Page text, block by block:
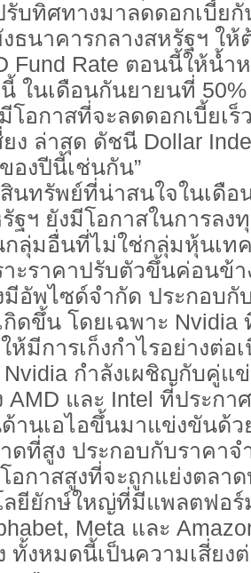
รับทิศทางมาลดดอกเบี้ย
ธนาคารกลางสหรัฐฯ ให้
Fund Rate ตอนนี้ให้น้ำ
ในเดือนกันยายนที่
อกาสที่จะลดดอกเบี้ยเร็
ง ล่าสุด ดัชนี Dollar
องปีนี้เช่นกัน”
นทรัพย์ที่น่าสนใจในเดือ
ฐฯ ยังมีโอกาสในการลง
กลุ่มอื่นที่ไม่ใช่กลุ่มหุ้นเท
าะราคาปรับตัวขึ้นค่อนข้
อัพไซด์จำกัด ประกอบกั
ดขึ้น โดยเฉพาะ Nvidia
ห้มีการเก็งกำไรอย่างต่อ
Nvidia กำลังเผชิญกับคู่แ
AMD และ Intel ที่ประกา
านเอไอขึ้นมาแข่งขันด้
ดที่สูง ประกอบกับราคา
อกาสสูงที่จะถูกแย่งตลา
ยียักษ์ใหญ่ที่มีแพลตฟอร์
Meta และ
ทั้งหมดนี้เป็นความเสี่ยง